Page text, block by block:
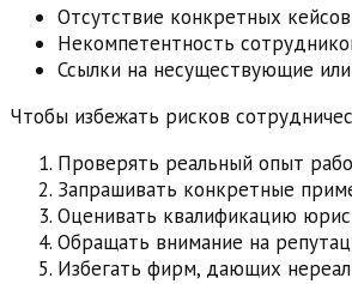
Отсутствие конкретных
Некомпетентность
Ссылки на несуществующие
Чтобы избежать рисков
Проверять реальный опыт
Запрашивать конкретные
Оценивать квалификацию
Обращать внимание на
Избегать фирм, дающих